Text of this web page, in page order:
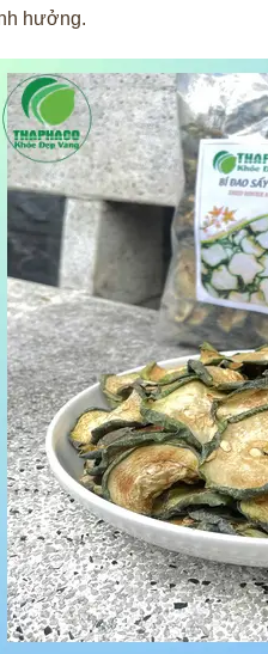
hưởng.